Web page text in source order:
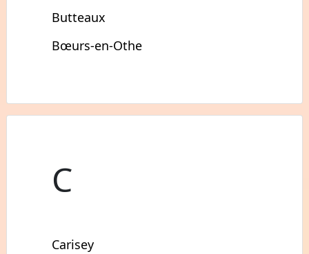
Butteaux
Bœurs-en-Othe
C
Carisey